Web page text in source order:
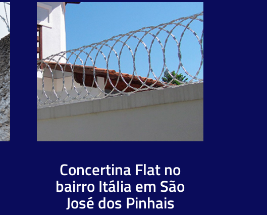
Concertina Flat no
bairro Itália em São
José dos Pinhais